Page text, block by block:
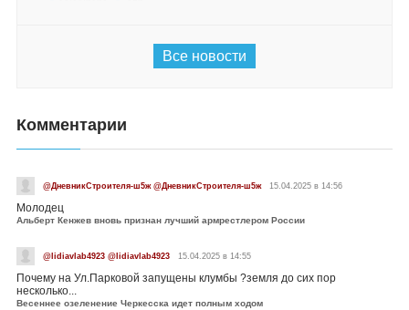
Все новости
Комментарии
@ДневникСтроителя-ш5ж @ДневникСтроителя-ш5ж 15.04.2025 в 14:56
Молодец
Альберт Кенжев вновь признан лучший армрестлером России
@lidiavlab4923 @lidiavlab4923 15.04.2025 в 14:55
Почему на Ул.Парковой запущены клумбы ?земля до сих пор
несколько...
Весеннее озеленение Черкесска идет полным ходом